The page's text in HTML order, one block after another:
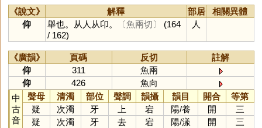
《說文》 解釋 部居
相關異體
仰
舉也。从人从卬。 〔魚兩切〕
(164
/ 162)
人
《廣韻》 頁碼 反切
註解
仰
311
魚兩
仰
426
魚向
中
古
音
聲母 清濁 部位 聲調 韻攝 韻目 開合
等第
疑
次濁 牙 上 宕 陽/養 開
三
疑
次濁 牙 去 宕 陽/漾 開 三